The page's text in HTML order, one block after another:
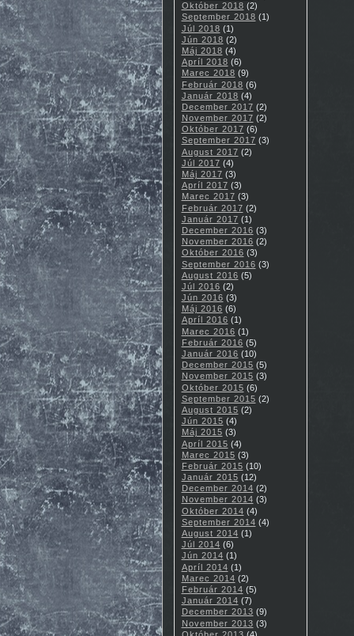
Október 2018 (2)
September 2018 (1)
Júl 2018 (1)
Jún 2018 (2)
Máj 2018 (4)
Apríl 2018 (6)
Marec 2018 (9)
Február 2018 (6)
Január 2018 (4)
December 2017 (2)
November 2017 (2)
Október 2017 (6)
September 2017 (3)
August 2017 (2)
Júl 2017 (4)
Máj 2017 (3)
Apríl 2017 (3)
Marec 2017 (3)
Február 2017 (2)
Január 2017 (1)
December 2016 (3)
November 2016 (2)
Október 2016 (3)
September 2016 (3)
August 2016 (5)
Júl 2016 (2)
Jún 2016 (3)
Máj 2016 (6)
Apríl 2016 (1)
Marec 2016 (1)
Február 2016 (5)
Január 2016 (10)
December 2015 (5)
November 2015 (3)
Október 2015 (6)
September 2015 (2)
August 2015 (2)
Jún 2015 (4)
Máj 2015 (3)
Apríl 2015 (4)
Marec 2015 (3)
Február 2015 (10)
Január 2015 (12)
December 2014 (2)
November 2014 (3)
Október 2014 (4)
September 2014 (4)
August 2014 (1)
Júl 2014 (6)
Jún 2014 (1)
Apríl 2014 (1)
Marec 2014 (2)
Február 2014 (5)
Január 2014 (7)
December 2013 (9)
November 2013 (3)